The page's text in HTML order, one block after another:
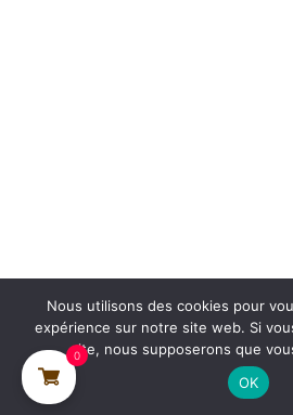
0
Nous utilisons des cookies pour
expérience sur notre site web. Si
site, nous supposerons que
OK